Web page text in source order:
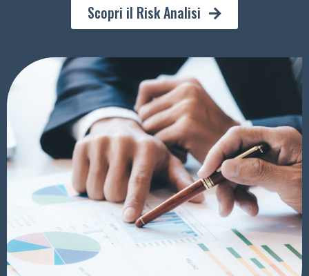
Scopri il Risk Analisi